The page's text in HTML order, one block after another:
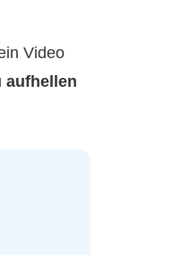
Video
aufhellen